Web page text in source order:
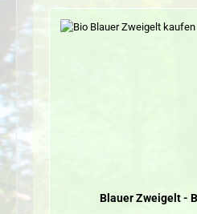
Blauer Zweigelt -